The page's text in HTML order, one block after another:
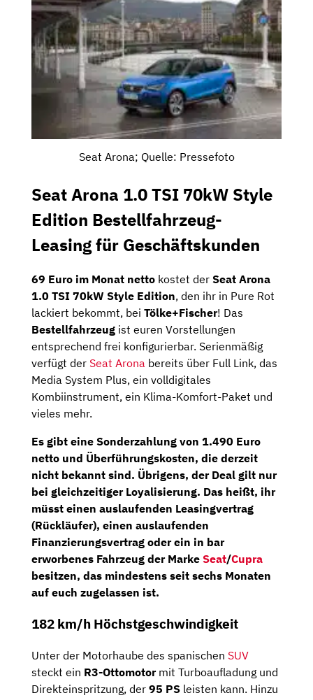
Seat Arona; Quelle: Pressefoto
Seat Arona 1.0 TSI 70kW Style
Edition Bestellfahrzeug-
Leasing für Geschäftskunden
69 Euro im Monat netto kostet der Seat Arona
1.0 TSI 70kW Style Edition, den ihr in Pure Rot
lackiert bekommt, bei Tölke+Fischer! Das
Bestellfahrzeug ist euren Vorstellungen
entsprechend frei konfigurierbar. Serienmäßig
verfügt der Seat Arona bereits über Full Link, das
Media System Plus, ein volldigitales
Kombiinstrument, ein Klima-Komfort-Paket und
vieles mehr.
Es gibt eine Sonderzahlung von 1.490 Euro
netto und Überführungskosten, die derzeit
nicht bekannt sind. Übrigens, der Deal gilt nur
bei gleichzeitiger Loyalisierung. Das heißt, ihr
müsst einen auslaufenden Leasingvertrag
(Rückläufer), einen auslaufenden
Finanzierungsvertrag oder ein in bar
erworbenes Fahrzeug der Marke Seat/Cupra
besitzen, das mindestens seit sechs Monaten
auf euch zugelassen ist.
182 km/h Höchstgeschwindigkeit
Unter der Motorhaube des spanischen SUV
steckt ein R3-Ottomotormit Turboaufladung und
Direkteinspritzung, der 95 PS leisten kann. Hinzu